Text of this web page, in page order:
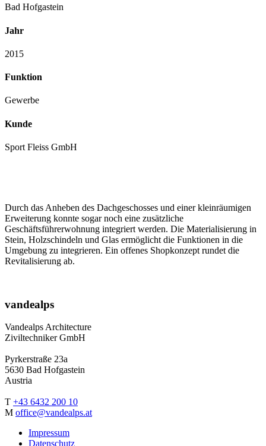
Bad Hofgastein
Jahr
2015
Funktion
Gewerbe
Kunde
Sport Fleiss GmbH
Durch das Anheben des Dachgeschosses und einer kleinräumigen
Erweiterung konnte sogar noch eine zusätzliche
Geschäftsführerwohnung integriert werden. Die Materialisierung in
Stein, Holzschindeln und Glas ermöglicht die Funktionen in die
Umgebung zu integrieren. Ein offenes Shopkonzept rundet die
Revitalisierung ab.
vandealps
Vandealps Architecture
Ziviltechniker GmbH
Pyrkerstraße 23a
5630 Bad Hofgastein
Austria
T +43 6432 200 10
M office@vandealps.at
Impressum
Datenschutz